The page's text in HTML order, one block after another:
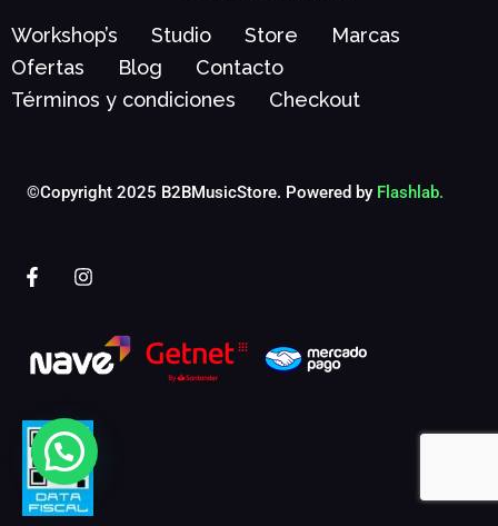
Workshop’s Studio Store
Marcas
Ofertas
Blog
Contacto
Términos y condiciones
Checkout
©Copyright 2025 B2BMusicStore. Powered by Flashlab.